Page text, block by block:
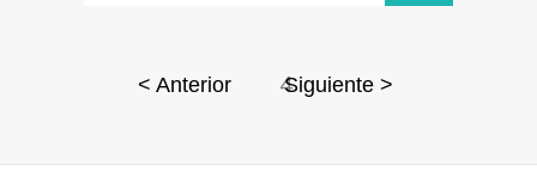
< Anterior 4
Siguiente >